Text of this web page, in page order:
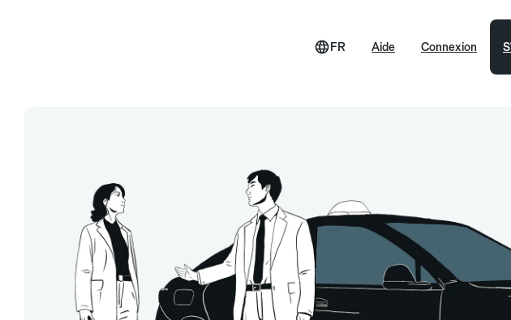
Aide
FR Connexion